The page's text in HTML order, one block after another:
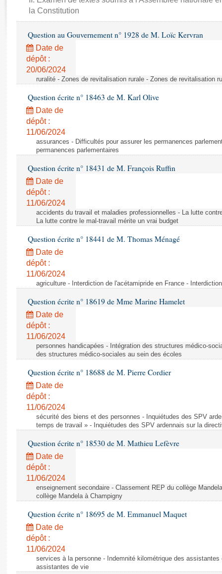
Rapports d'enquête
Rapports législatifs
Baromètre de l’application des lois
Dossiers législatifs
Budget et sécurité sociale
la Constitution
Question au Gouvernement n° 1928 de M. Loïc Kervran
Date de
dépôt :
20/06/2024
ruralité - Zones de revitalisation rurale - Zones de revitalisation
Question écrite n° 18463 de M. Karl Olive
Date de
dépôt :
11/06/2024
assurances - Difficultés pour assurer les permanences
permanences parlementaires
Question écrite n° 18431 de M. François Ruffin
Date de
dépôt :
11/06/2024
accidents du travail et maladies professionnelles - La lutte
La lutte contre le mal-travail mérite un vrai budget
Question écrite n° 18441 de M. Thomas Ménagé
Date de
dépôt :
11/06/2024
agriculture - Interdiction de l'acétamipride en France -
Question écrite n° 18619 de Mme Marine Hamelet
Date de
dépôt :
11/06/2024
personnes handicapées - Intégration des structures médico-
des structures médico-sociales au sein des écoles
Question écrite n° 18688 de M. Pierre Cordier
Date de
dépôt :
11/06/2024
sécurité des biens et des personnes - Inquiétudes des SPV
temps de travail » - Inquiétudes des SPV ardennais sur la
Question écrite n° 18530 de M. Mathieu Lefèvre
Date de
dépôt :
11/06/2024
enseignement secondaire - Classement REP du collège
collège Mandela à Champigny
Question écrite n° 18695 de M. Emmanuel Maquet
Date de
dépôt :
11/06/2024
services à la personne - Indemnité kilométrique des
assistantes de vie